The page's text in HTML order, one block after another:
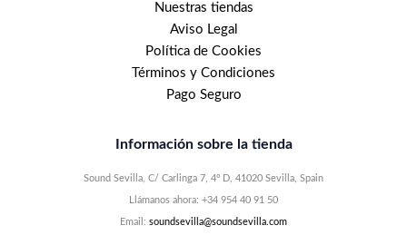
Nuestras tiendas
Aviso Legal
Política de Cookies
Términos y Condiciones
Pago Seguro
Información sobre la tienda
Sound Sevilla, C/ Carlinga 7, 4º D, 41020 Sevilla, Spain
Llámanos ahora: +34 954 40 91 50
Email: soundsevilla@soundsevilla.com